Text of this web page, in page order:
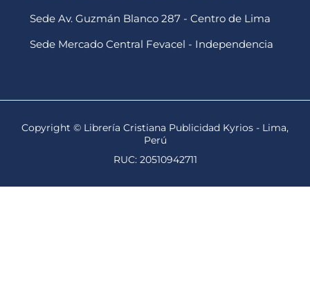
Sede Av. Guzmán Blanco 287 - Centro de Lima
Sede Mercado Central Fevacel - Independencia
Copyright © Librería Cristiana Publicidad Kyrios - Lima,
Perú
RUC: 20510942711